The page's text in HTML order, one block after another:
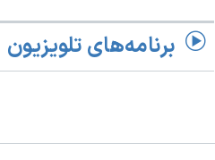
برنامه‌های تلویزیون